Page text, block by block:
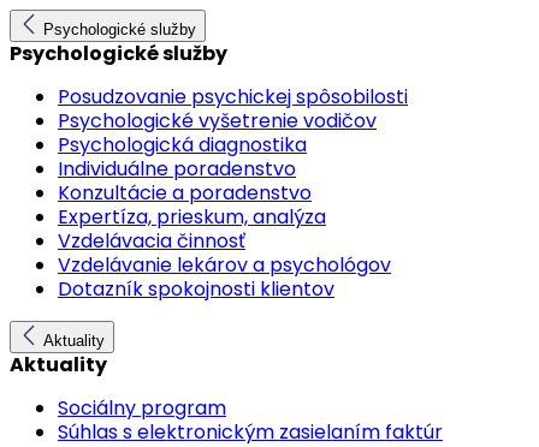
Psychologické služby
Psychologické služby
Posudzovanie psychickej spôsobilosti
Psychologické vyšetrenie vodičov
Psychologická diagnostika
Individuálne poradenstvo
Konzultácie a poradenstvo
Expertíza, prieskum, analýza
Vzdelávacia činnosť
Vzdelávanie lekárov a psychológov
Dotazník spokojnosti klientov
Aktuality
Aktuality
Sociálny program
Súhlas s elektronickým zasielaním faktúr